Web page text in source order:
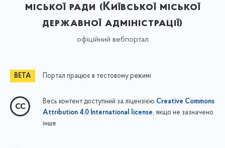
міської ради (Київської міської
державної адміністрації)
офіційний вебпортал
Портал працює в тестовому режимі
Весь контент доступний за ліцензією Creative Commons
Attribution 4.0 International license, якщо не зазначено
інше